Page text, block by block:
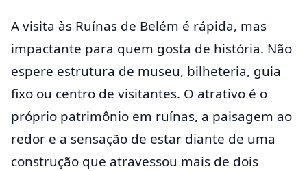
A visita às Ruínas de Belém é rápida, mas
impactante para quem gosta de história. Não
espere estrutura de museu, bilheteria, guia
fixo ou centro de visitantes. O atrativo é o
próprio patrimônio em ruínas, a paisagem ao
redor e a sensação de estar diante de uma
construção que atravessou mais de dois